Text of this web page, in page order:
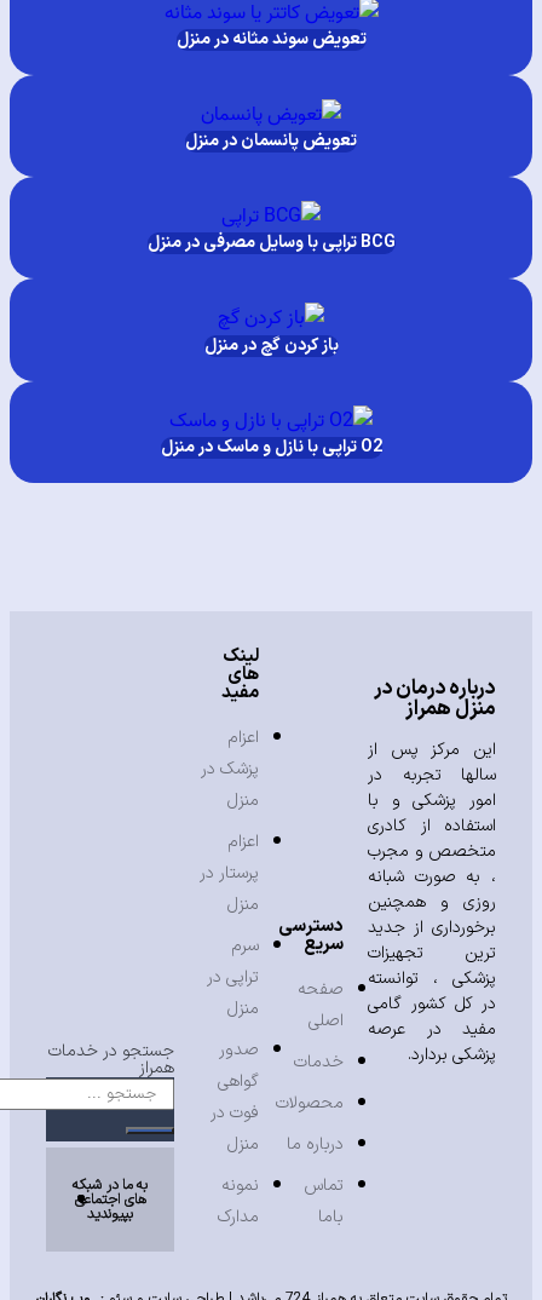
تعویض سوند مثانه در منزل
تعویض پانسمان در منزل
باز کردن گچ در منزل
درمان در
همراز
مرکز پس از
تجربه در
پزشکی و با
از کادری
و مجرب
صورت شبانه
و همچنین
از جدید
تجهیزات
، توانسته
کل کشور گامی
در عرصه
بردارد.
دسترسی
سریع
صفحه
اصلی
خدمات
محصولات
درباره ما
تماس
سرم
صدور
فوت در
منزل
نمونه
جستجو در خدمات
همراز
به ما در شبکه
های اجتماعی